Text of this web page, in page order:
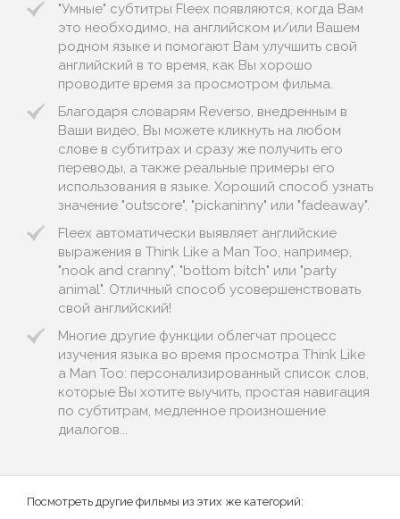
"Умные" субтитры Fleex появляются, когда Вам
это необходимо, на английском и/или Вашем
родном языке и помогают Вам улучшить свой
английский в то время, как Вы хорошо
проводите время за просмотром фильма.
Благодаря словарям Reverso, внедренным в
Ваши видео, Вы можете кликнуть на любом
слове в субтитрах и сразу же получить его
переводы, а также реальные примеры его
использования в языке. Хороший способ узнать
значение "outscore", "pickaninny" или "fadeaway".
Fleex автоматически выявляет английские
выражения в Think Like a Man Too, например,
"nook and cranny", "bottom bitch" или "party
animal". Отличный способ усовершенствовать
свой английский!
Многие другие функции облегчат процесс
изучения языка во время просмотра Think Like
a Man Too: персонализированный список слов,
которые Вы хотите выучить, простая навигация
по субтитрам, медленное произношение
диалогов...
Посмотреть другие фильмы из этих же категорий: